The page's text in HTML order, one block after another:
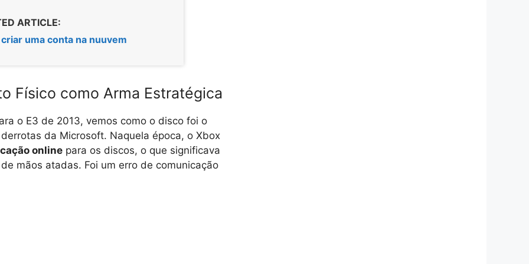
ARTICLE:
uma conta na nuuvem
Físico como Arma Estratégica
o E3 de 2013, vemos como o disco foi o
da Microsoft. Naquela época, o Xbox
online para os discos, o que significava
mãos atadas. Foi um erro de comunicação